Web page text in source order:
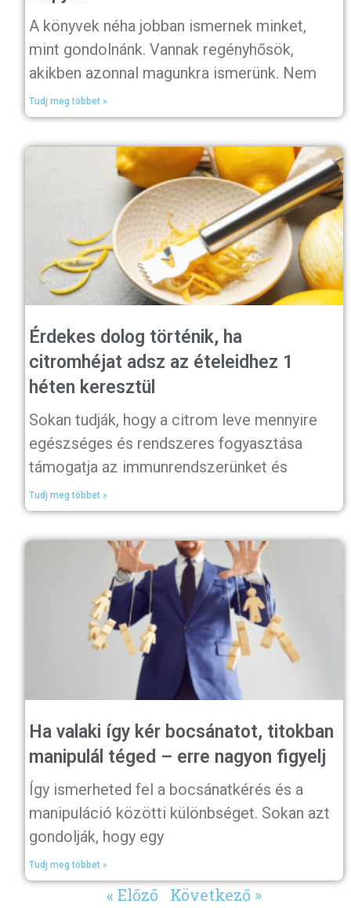
A könyvek néha jobban ismernek minket,
mint gondolnánk. Vannak regényhősök,
akikben azonnal magunkra ismerünk. Nem
Tudj meg többet »
Érdekes dolog történik, ha
citromhéjat adsz az ételeidhez 1
héten keresztül
Sokan tudják, hogy a citrom leve mennyire
egészséges és rendszeres fogyasztása
támogatja az immunrendszerünket és
Tudj meg többet »
Ha valaki így kér bocsánatot, titokban
manipulál téged – erre nagyon figyelj
Így ismerheted fel a bocsánatkérés és a
manipuláció közötti különbséget. Sokan azt
gondolják, hogy egy
Tudj meg többet »
« Előző Következő »